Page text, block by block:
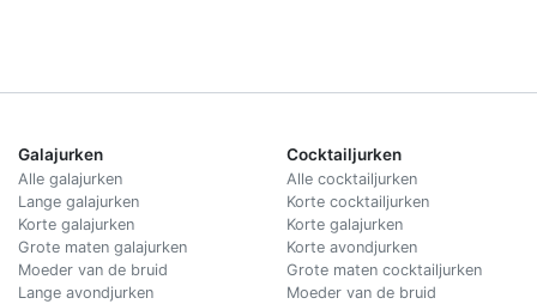
Galajurken
Alle galajurken
Lange galajurken
Korte galajurken
Grote maten galajurken
Moeder van de bruid
Lange avondjurken
Cocktailjurken
Alle cocktailjurken
Korte cocktailjurken
Korte galajurken
Korte avondjurken
Grote maten cocktailjurken
Moeder van de bruid